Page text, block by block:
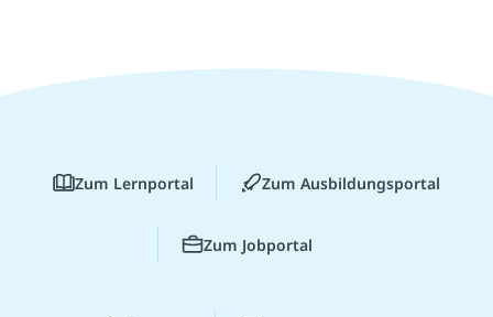
Zum Lernportal Zum Ausbildungsportal
Zum Jobportal